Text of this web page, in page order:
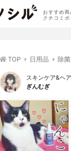
おすすめ
クチコミポ
TOP 日用品 除
スキンケア&ヘ
ぎんむぎ